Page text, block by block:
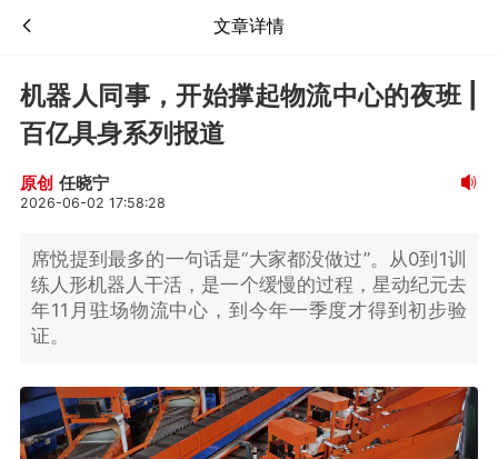
文章详情
机器人同事，开始撑起物流中心的夜班 |
百亿具身系列报道
原创 任晓宁
2026-06-02 17:58:28
席悦提到最多的一句话是“大家都没做过”。从0到1训
练人形机器人干活，是一个缓慢的过程，星动纪元去
年11月驻场物流中心，到今年一季度才得到初步验
证。